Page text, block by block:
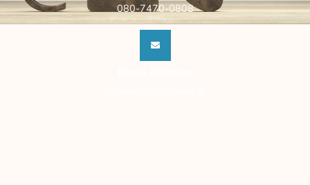
080-7470-0808